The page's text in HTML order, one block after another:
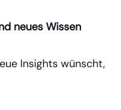
neues Wissen
Insights wünscht,